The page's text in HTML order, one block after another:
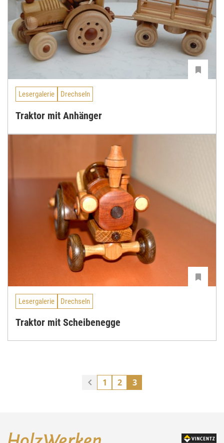
Lesergalerie Drechseln
Traktor mit Anhänger
Lesergalerie Drechseln
Traktor mit Scheibenegge
1 2 3